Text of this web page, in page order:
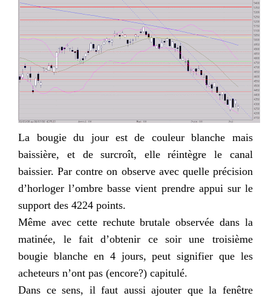
La bougie du jour est de couleur blanche mais
baissière, et de surcroît, elle réintègre le canal
baissier. Par contre on observe avec quelle précision
d’horloger l’ombre basse vient prendre appui sur le
support des 4224 points.
Même avec cette rechute brutale observée dans la
matinée, le fait d’obtenir ce soir une troisième
bougie blanche en 4 jours, peut signifier que les
acheteurs n’ont pas (encore?) capitulé.
Dans ce sens, il faut aussi ajouter que la fenêtre